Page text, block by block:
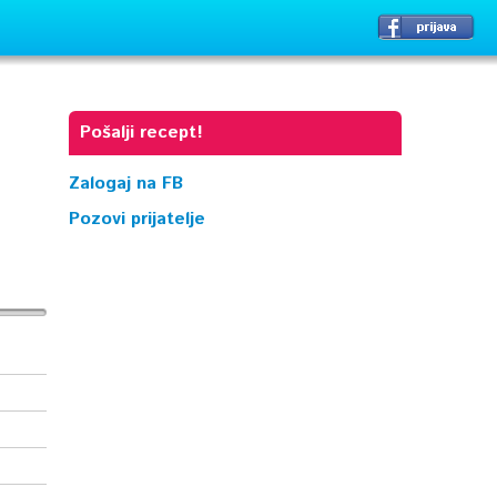
Pošalji recept!
Zalogaj na FB
Pozovi prijatelje